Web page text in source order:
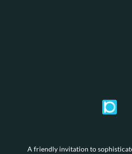
A friendly invitation to